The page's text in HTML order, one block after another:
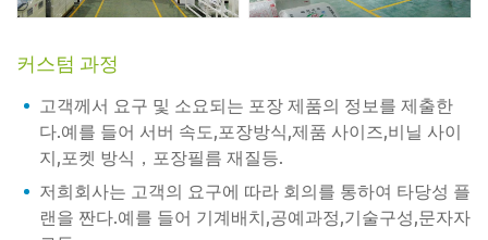
커스텀 과정
고객께서 요구 및 소요되는 포장 제품의 정보를 제출한
다.예를 들어 서버 속도,포장방식,제품 사이즈,비닐 사이
지,포켓 방식，포장필름 재질등.
저희회사는 고객의 요구에 따라 회의를 통하여 타당성 플
랜을 짠다.예를 들어 기계배치,공예과정,기술구성,문자자